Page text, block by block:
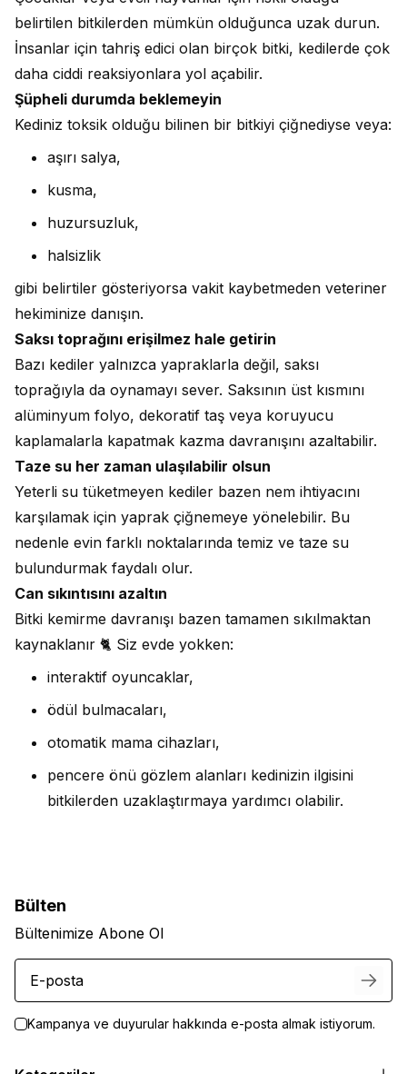
belirtilen bitkilerden mümkün olduğunca uzak durun.
İnsanlar için tahriş edici olan birçok bitki, kedilerde çok
daha ciddi reaksiyonlara yol açabilir.
Şüpheli durumda beklemeyin
Kediniz toksik olduğu bilinen bir bitkiyi çiğnediyse veya:
aşırı salya,
kusma,
huzursuzluk,
halsizlik
gibi belirtiler gösteriyorsa vakit kaybetmeden veteriner
hekiminize danışın.
Saksı toprağını erişilmez hale getirin
Bazı kediler yalnızca yapraklarla değil, saksı
toprağıyla da oynamayı sever. Saksının üst kısmını
alüminyum folyo, dekoratif taş veya koruyucu
kaplamalarla kapatmak kazma davranışını azaltabilir.
Taze su her zaman ulaşılabilir olsun
Yeterli su tüketmeyen kediler bazen nem ihtiyacını
karşılamak için yaprak çiğnemeye yönelebilir. Bu
nedenle evin farklı noktalarında temiz ve taze su
bulundurmak faydalı olur.
Can sıkıntısını azaltın
Bitki kemirme davranışı bazen tamamen sıkılmaktan
kaynaklanır 🐈 Siz evde yokken:
interaktif oyuncaklar,
ödül bulmacaları,
otomatik mama cihazları,
pencere önü gözlem alanları kedinizin ilgisini
bitkilerden uzaklaştırmaya yardımcı olabilir.
Bülten
Bültenimize Abone Ol
Kampanya ve duyurular hakkında e-posta almak istiyorum.